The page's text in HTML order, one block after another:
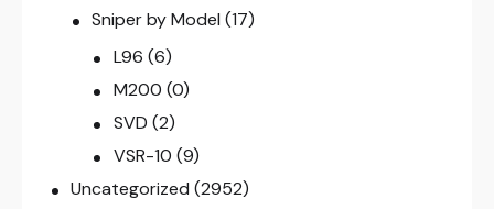
Sniper by Model (17)
L96 (6)
M200 (0)
SVD (2)
VSR-10 (9)
Uncategorized (2952)